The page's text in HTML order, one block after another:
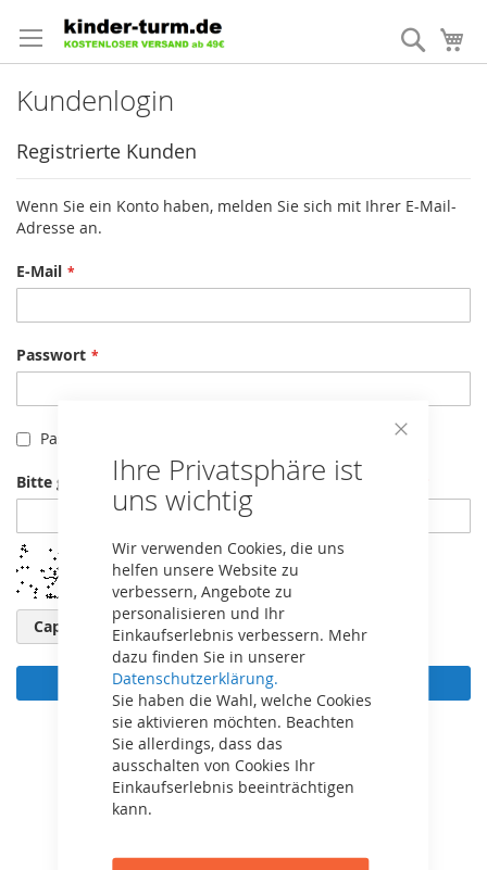
Ihre Privatsphäre ist
uns wichtig
Wir verwenden Cookies, die uns
helfen unsere Website zu
verbessern, Angebote zu
personalisieren und Ihr
Einkaufserlebnis verbessern. Mehr
dazu finden Sie in unserer
Datenschutzerklärung.
Sie haben die Wahl, welche Cookies
sie aktivieren möchten. Beachten
Sie allerdings, dass das
ausschalten von Cookies Ihr
Einkaufserlebnis beeinträchtigen
kann.
zum
Inhalt
Suche
Kundenlogin
Registrierte Kunden
Wenn Sie ein Konto haben, melden Sie sich mit Ihrer E-Mail-
Adresse an.
E-Mail
Passwort
Passwort anzeigen
Bitte geben Sie die Buchstaben und Zahlen unten ein
Captcha neu laden
Anmelden
Passwort vergessen?